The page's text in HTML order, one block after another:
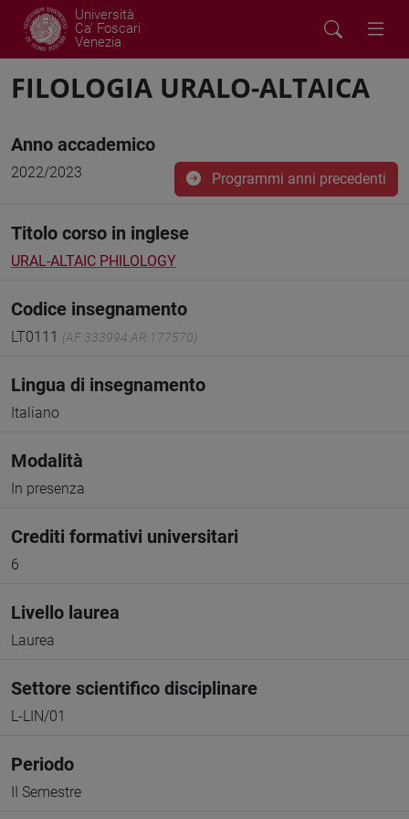
Università
Ca' Foscari
Venezia
FILOLOGIA URALO-ALTAICA
Anno accademico
2022/2023 Programmi anni precedenti
Titolo corso in inglese
URAL-ALTAIC PHILOLOGY
Codice insegnamento
LT0111 (AF:333994 AR:177570)
Lingua di insegnamento
Italiano
Modalità
In presenza
Crediti formativi universitari
6
Livello laurea
Laurea
Settore scientifico disciplinare
L-LIN/01
Periodo
II Semestre